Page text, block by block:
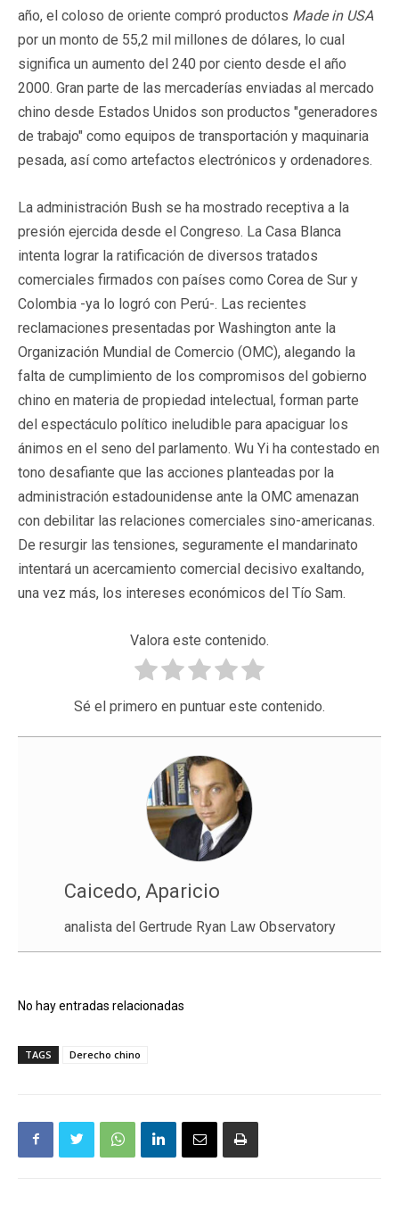
año, el coloso de oriente compró productos Made in USA
por un monto de 55,2 mil millones de dólares, lo cual
significa un aumento del 240 por ciento desde el año
2000. Gran parte de las mercaderías enviadas al mercado
chino desde Estados Unidos son productos "generadores
de trabajo" como equipos de transportación y maquinaria
pesada, así como artefactos electrónicos y ordenadores.
La administración Bush se ha mostrado receptiva a la
presión ejercida desde el Congreso. La Casa Blanca
intenta lograr la ratificación de diversos tratados
comerciales firmados con países como Corea de Sur y
Colombia -ya lo logró con Perú-. Las recientes
reclamaciones presentadas por Washington ante la
Organización Mundial de Comercio (OMC), alegando la
falta de cumplimiento de los compromisos del gobierno
chino en materia de propiedad intelectual, forman parte
del espectáculo político ineludible para apaciguar los
ánimos en el seno del parlamento. Wu Yi ha contestado en
tono desafiante que las acciones planteadas por la
administración estadounidense ante la OMC amenazan
con debilitar las relaciones comerciales sino-americanas.
De resurgir las tensiones, seguramente el mandarinato
intentará un acercamiento comercial decisivo exaltando,
una vez más, los intereses económicos del Tío Sam.
Valora este contenido.
Sé el primero en puntuar este contenido.
Caicedo, Aparicio
analista del Gertrude Ryan Law Observatory
No hay entradas relacionadas
TAGS Derecho chino